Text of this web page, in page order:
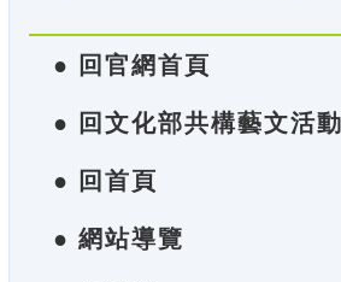
● 回官網首頁
● 回文化部共構藝文活
● 回首頁
● 網站導覽